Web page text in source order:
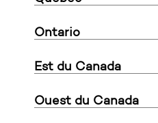
Ontario
Est du Canada
Ouest du Canada